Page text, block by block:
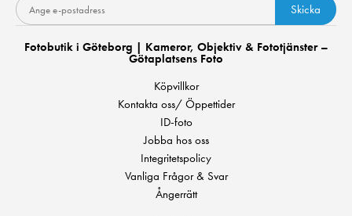
Skicka
Fotobutik i Göteborg | Kameror, Objektiv & Fototjänster –
Götaplatsens Foto
Köpvillkor
Kontakta oss/ Öppettider
ID-foto
Jobba hos oss
Integritetspolicy
Vanliga Frågor & Svar
Ångerrätt